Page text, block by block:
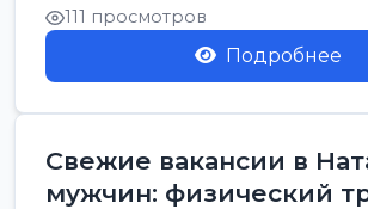
111 просмотров
Подробнее
Свежие вакансии в
мужчин: физический